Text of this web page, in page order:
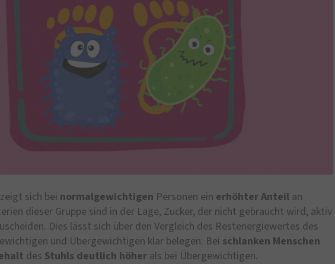
sich bei normalgewichtigen Personen ein erhöhterAnteil an
dieser Gruppe sind in der Lage, Zucker, der nicht gebraucht wird, aktiv
Dies lässt sich über den Vergleich des Restenergiewertes des
und Übergewichtigen klar belegen: Bei schlanken Menschen
des Stuhls deutlich höher als bei Übergewichtigen.